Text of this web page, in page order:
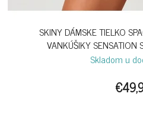
SKINY DÁMSKE TIELKO
VANKÚŠIKY SENSATION
Skladom u